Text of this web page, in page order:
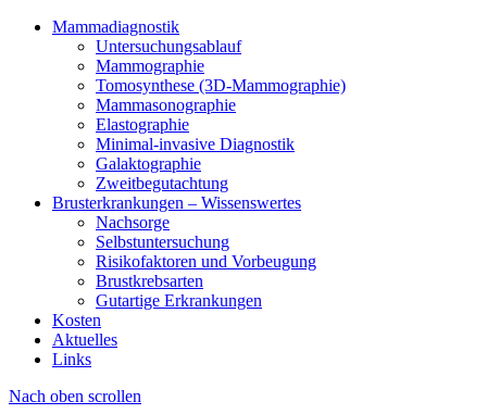
Mammadiagnostik
Untersuchungsablauf
Mammographie
Tomosynthese (3D-Mammographie)
Mammasonographie
Elastographie
Minimal-invasive Diagnostik
Galaktographie
Zweitbegutachtung
Brusterkrankungen – Wissenswertes
Nachsorge
Selbstuntersuchung
Risikofaktoren und Vorbeugung
Brustkrebsarten
Gutartige Erkrankungen
Kosten
Aktuelles
Links
Nach oben scrollen